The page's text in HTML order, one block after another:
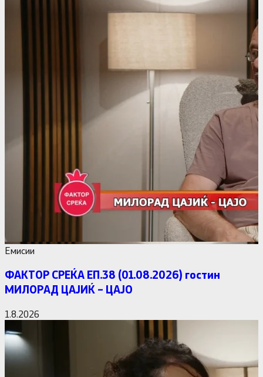
Емисии
ФАКТОР СРЕЌА ЕП.38 (01.08.2026) гостин
МИЛОРАД ЦАЈИЌ – ЦАЈО
1.8.2026